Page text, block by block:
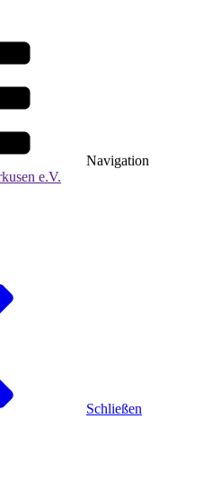
Navigation
Schließen